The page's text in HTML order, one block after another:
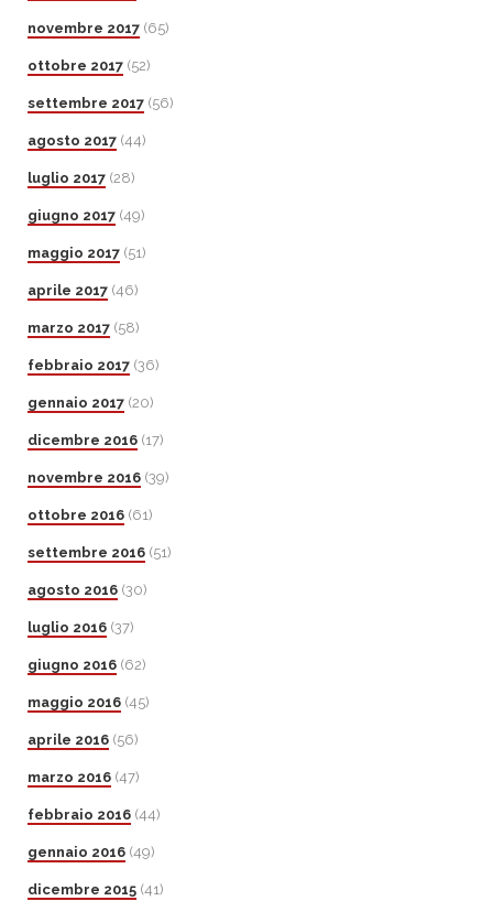
novembre 2017 (65)
ottobre 2017 (52)
settembre 2017 (56)
agosto 2017 (44)
luglio 2017 (28)
giugno 2017 (49)
maggio 2017 (51)
aprile 2017 (46)
marzo 2017 (58)
febbraio 2017 (36)
gennaio 2017 (20)
dicembre 2016 (17)
novembre 2016 (39)
ottobre 2016 (61)
settembre 2016 (51)
agosto 2016 (30)
luglio 2016 (37)
giugno 2016 (62)
maggio 2016 (45)
aprile 2016 (56)
marzo 2016 (47)
febbraio 2016 (44)
gennaio 2016 (49)
dicembre 2015 (41)